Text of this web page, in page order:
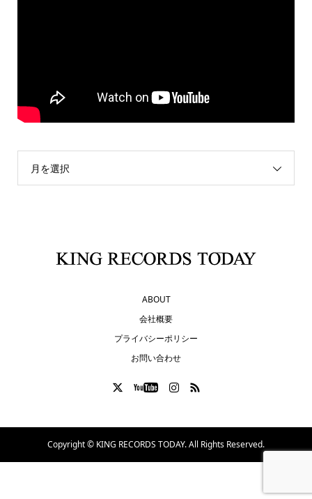
月を選択
ABOUT
会社概要
プライバシーポリシー
お問い合わせ
Copyright © KING RECORDS TODAY. All Rights Reserved.